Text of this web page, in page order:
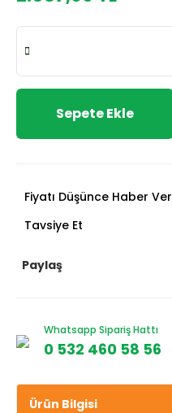
Sepete Ekle
Fiyatı Düşünce Haber Ver
Tavsiye Et
Paylaş
Whatsapp Sipariş Hattı
0 532 460 58 56
Ürün Bilgisi